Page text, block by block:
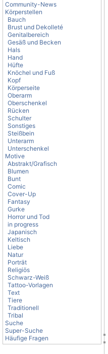
Community-News
Körperstellen
Bauch
Brust und Dekolleté
Genitalbereich
Gesäß und Becken
Hals
Hand
Hüfte
Knöchel und Fuß
Kopf
Körperseite
Oberarm
Oberschenkel
Rücken
Schulter
Sonstiges
Steißbein
Unterarm
Unterschenkel
Motive
Abstrakt/Grafisch
Blumen
Bunt
Comic
Cover-Up
Fantasy
Gurke
Horror und Tod
in progress
Japanisch
Keltisch
Liebe
Natur
Porträt
Religiös
Schwarz-Weiß
Tattoo-Vorlagen
Text
Tiere
Traditionell
Tribal
Suche
Super-Suche
Häufige Fragen